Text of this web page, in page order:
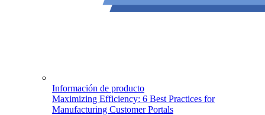
Información de producto
Maximizing Efficiency: 6 Best Practices for
Manufacturing Customer Portals